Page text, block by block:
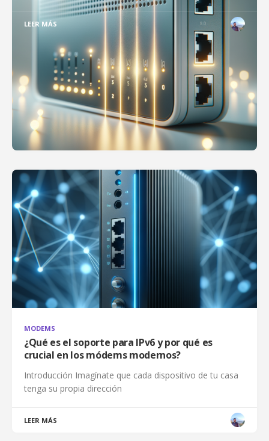
LEER MÁS
MODEMS
¿Qué es el soporte para IPv6 y por qué es
crucial en los módems modernos?
Introducción Imagínate que cada dispositivo de tu casa
tenga su propia dirección
LEER MÁS